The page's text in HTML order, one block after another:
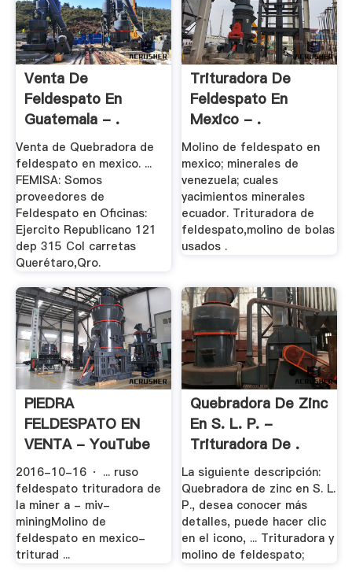
Venta De
Feldespato En
Guatemala - .
Venta de Quebradora de
feldespato en mexico. ...
FEMISA: Somos
proveedores de
Feldespato en Oficinas:
Ejercito Republicano 121
dep 315 Col carretas
Querétaro,Qro.
Trituradora De
Feldespato En
Mexico - .
Molino de feldespato en
mexico; minerales de
venezuela; cuales
yacimientos minerales
ecuador. Trituradora de
feldespato,molino de bolas
usados .
PIEDRA
FELDESPATO EN
VENTA - YouTube
2016-10-16 · ... ruso
feldespato trituradora de
la miner a - miv-
miningMolino de
feldespato en mexico-
triturad ...
Quebradora De Zinc
En S. L. P. -
Trituradora De .
La siguiente descripción:
Quebradora de zinc en S. L.
P., desea conocer más
detalles, puede hacer clic
en el icono, ... Trituradora y
molino de feldespato;